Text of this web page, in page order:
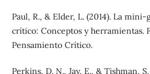
Paul, R., & Elder, L. (2014). La
crítico: Conceptos y herramientas.
Pensamiento Crítico.
Perkins, D. N., Jay, E., & Tishman,